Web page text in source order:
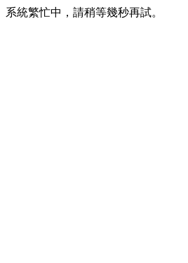
系統繁忙中，請稍等幾秒再試。